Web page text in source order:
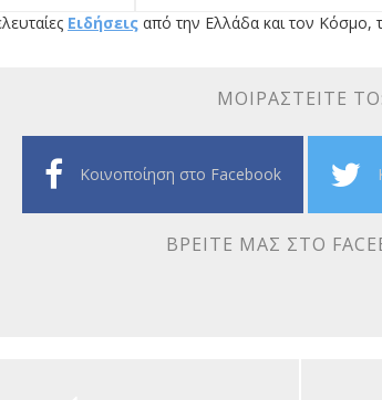
Ειδήσεις από την Ελλάδα και τον Κόσμο,
ΜΟΙΡΑΣΤΕΊΤΕ ΤΟ:
Κοινοποίηση στο Facebook
ΒΡΕΊΤΕ ΜΑΣ ΣΤΟ